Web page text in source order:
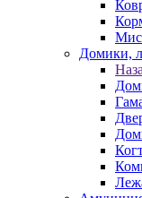
Домики,